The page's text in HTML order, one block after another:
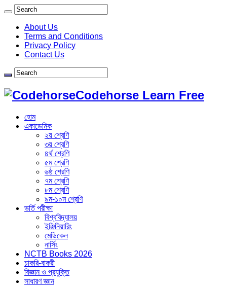
About Us
Terms and Conditions
Privacy Policy
Contact Us
Codehorse Learn Free
হোম
একাডেমিক
২য় শ্রেণি
৩য় শ্রেণি
৪র্থ শ্রেণি
৫ম শ্রেণি
৬ষ্ঠ শ্রেণি
৭ম শ্রেণি
৮ম শ্রেণি
৯ম-১০ম শ্রেণি
ভর্তি পরীক্ষা
বিশ্ববিদ্যালয়
ইঞ্জিনিয়ারিং
মেডিকেল
নার্সিং
NCTB Books 2026
চাকরি-বাকরী
বিজ্ঞান ও প্রযুক্তি
সাধারণ জ্ঞান